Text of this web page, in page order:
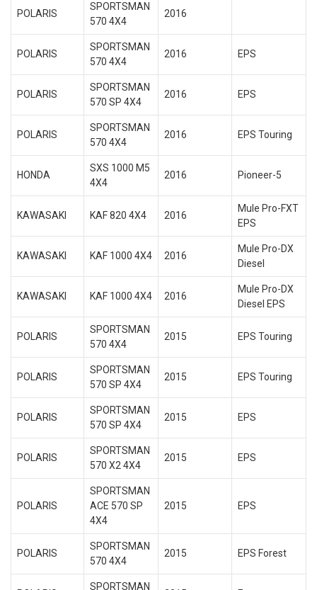
POLARIS
SPORTSMAN
570 4X4
2016
POLARIS
SPORTSMAN
570 4X4
2016 EPS
POLARIS
SPORTSMAN
570 SP 4X4
2016 EPS
POLARIS
SPORTSMAN
570 4X4
2016 EPS Touring
HONDA
SXS 1000 M5
4X4
2016 Pioneer-5
KAWASAKI KAF 820 4X4 2016
Mule Pro-FXT
EPS
KAWASAKI KAF 1000 4X4 2016
Mule Pro-DX
Diesel
KAWASAKI KAF 1000 4X4 2016
Mule Pro-DX
Diesel EPS
POLARIS
SPORTSMAN
570 4X4
2015 EPS Touring
POLARIS
SPORTSMAN
570 SP 4X4
2015 EPS Touring
POLARIS
SPORTSMAN
570 SP 4X4
2015 EPS
POLARIS
SPORTSMAN
570 X2 4X4
2015 EPS
POLARIS
SPORTSMAN
ACE 570 SP
4X4
2015 EPS
POLARIS
SPORTSMAN
570 4X4
2015 EPS Forest
SPORTSMAN